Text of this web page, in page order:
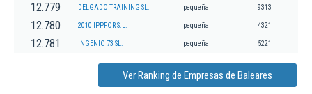
12.779 DELGADO TRAINING SL. pequeña 9313
12.780 2010 IPPFOR S.L. pequeña 4321
12.781 INGENIO 73 SL. pequeña 5221
Ver Ranking de Empresas de Baleares